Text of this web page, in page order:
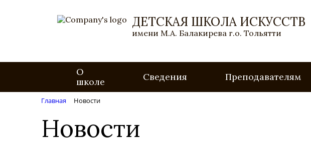
ДЕТСКАЯ ШКОЛА ИСКУССТВ
имени М.А. Балакирева г.о. Тольятти
О
школе
Сведения Преподавателям
Главная Новости
Новости